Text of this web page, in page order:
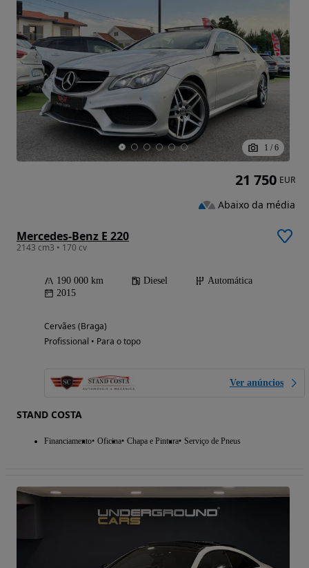
1 / 6
Mercedes-Benz E 220
2143 cm3 • 170 cv
190 000 km Diesel
Automática
2015
Cervães (Braga)
Profissional • Para o topo
Ver anúncios
STAND COSTA
Financiamento Oficina Chapa e Pintura Serviço de Pneus
21 750 EUR
Abaixo da média